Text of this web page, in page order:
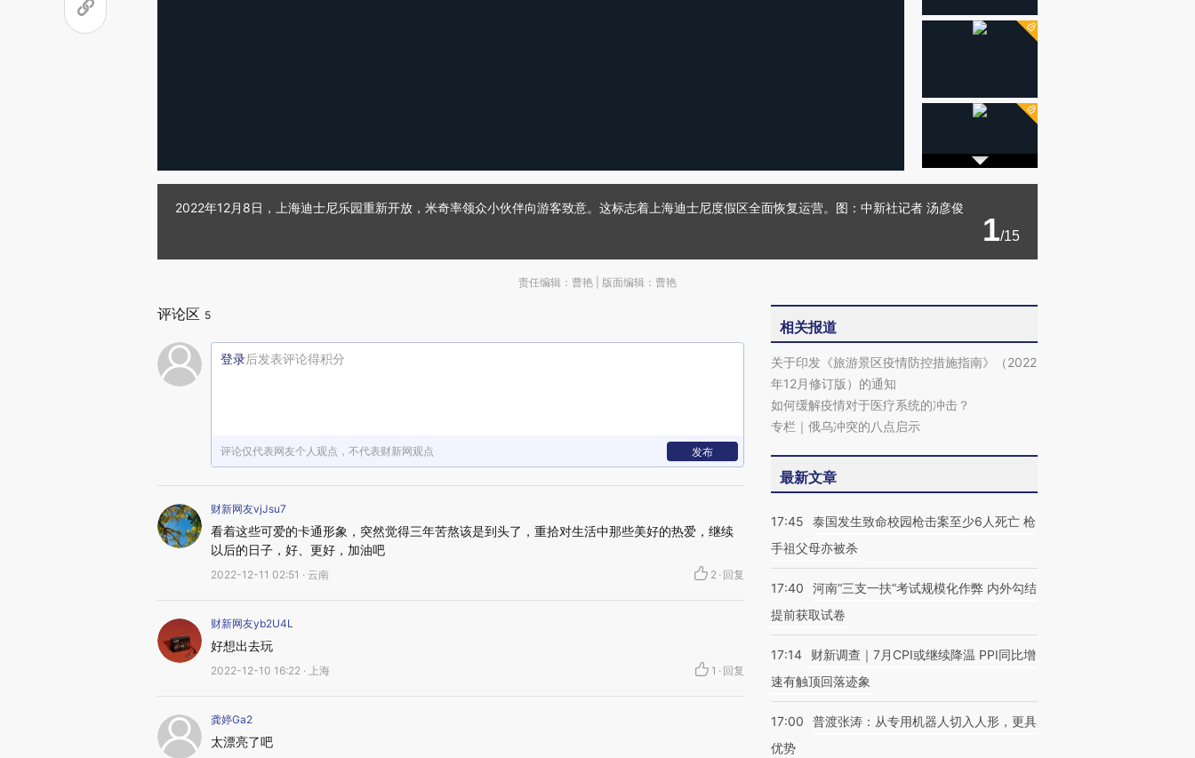
2022年12月8日，上海迪士尼乐园重新开放，米奇率领众小伙伴向游客致意。这标志着上海迪士尼度假区全面恢复运营。图：中新社记者 汤彦俊
1/15
责任编辑：曹艳 | 版面编辑：曹艳
评论区 5
登录后发表评论得积分
评论仅代表网友个人观点，不代表财新网观点 发布
财新网友vjJsu7
看着这些可爱的卡通形象，突然觉得三年苦熬该是到头了，重拾对生活中那些美好的热爱，继续
以后的日子，好、更好，加油吧
2022-12-11 02:51 · 云南 2 · 回复
财新网友yb2U4L
好想出去玩
2022-12-10 16:22 · 上海 1 · 回复
龚婷Ga2
太漂亮了吧
相关报道
关于印发《旅游景区疫情防控措施指南》（2022
年12月修订版）的通知
如何缓解疫情对于医疗系统的冲击？
专栏｜俄乌冲突的八点启示
最新文章
17:45
泰国发生致命校园枪击案至少6人死亡 枪
手祖父母亦被杀
17:40
河南“三支一扶”考试规模化作弊 内外勾结
提前获取试卷
17:14
财新调查｜7月CPI或继续降温 PPI同比增
速有触顶回落迹象
17:00
普渡张涛：从专用机器人切入人形，更具
优势